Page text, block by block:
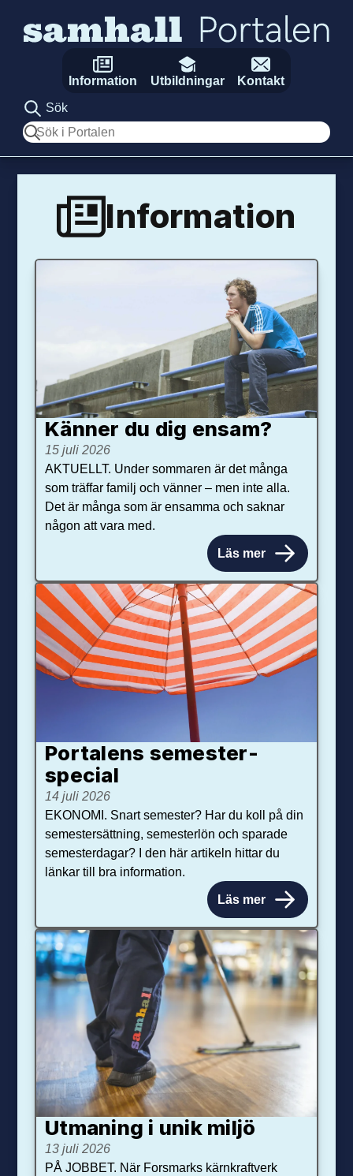
Information Utbildningar
Kontakt
Sök
Sök
Information
Känner du dig ensam?
15 juli 2026
AKTUELLT. Under sommaren är det många
som träffar familj och vänner – men inte alla.
Det är många som är ensamma och saknar
någon att vara med.
Läs mer
Portalens semester­
special
14 juli 2026
EKONOMI. Snart semester? Har du koll på din
semestersättning, semesterlön och sparade
semesterdagar? I den här artikeln hittar du
länkar till bra information.
Läs mer
Utmaning i unik miljö
13 juli 2026
PÅ JOBBET. När Forsmarks kärnkraftverk